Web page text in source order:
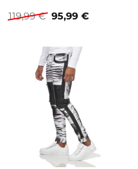
119,99€ Ursprünglicher
Preis
119,99 €
95,99 €Aktueller